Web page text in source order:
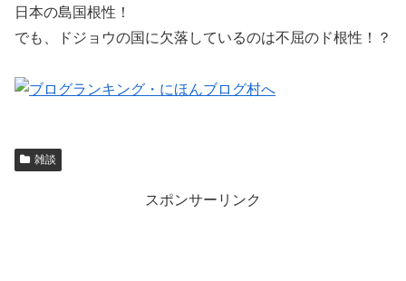
日本の島国根性！
でも、ドジョウの国に欠落しているのは不屈のド根性！？
雑談
スポンサーリンク